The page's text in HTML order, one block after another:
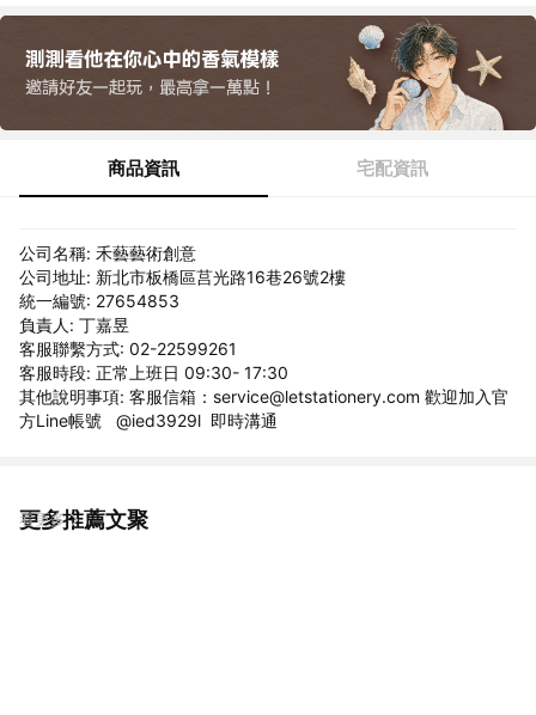
商品資訊 宅配資訊
公司名稱: 禾藝藝術創意
公司地址: 新北市板橋區莒光路16巷26號2樓
統一編號: 27654853
負責人: 丁嘉昱
客服聯繫方式: 02-22599261
客服時段: 正常上班日 09:30- 17:30
其他說明事項: 客服信箱：service@letstationery.com 歡迎加入官
方Line帳號 @ied3929l 即時溝通
更多推薦文聚
看更多